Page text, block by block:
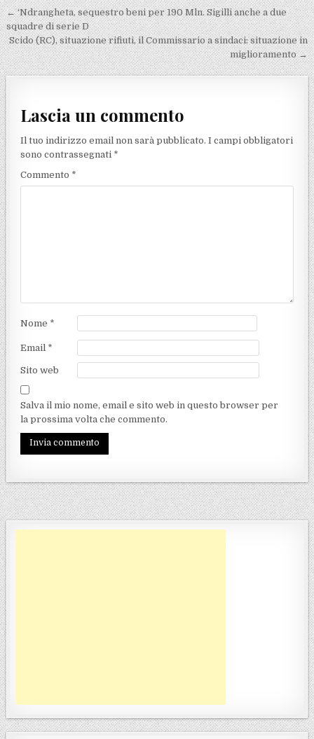
Navigazione articoli
← ‘Ndrangheta, sequestro beni per 190 Mln. Sigilli anche a due
squadre di serie D
Scido (RC), situazione rifiuti, il Commissario a sindaci: situazione in
miglioramento →
Lascia un commento
Il tuo indirizzo email non sarà pubblicato. I campi obbligatori
sono contrassegnati *
Commento *
Nome *
Email *
Sito web
Salva il mio nome, email e sito web in questo browser per
la prossima volta che commento.